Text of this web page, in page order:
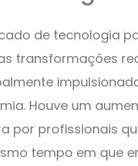
de tecnologia
transformações
Houve um
por profissionais
tempo em que